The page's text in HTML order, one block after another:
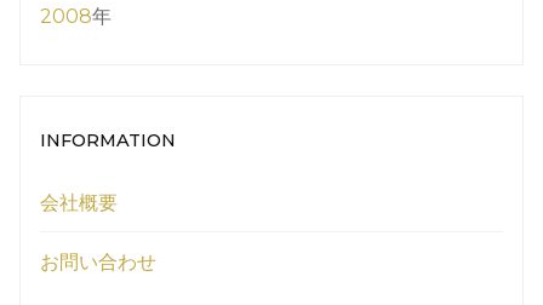
2008年
INFORMATION
会社概要
お問い合わせ